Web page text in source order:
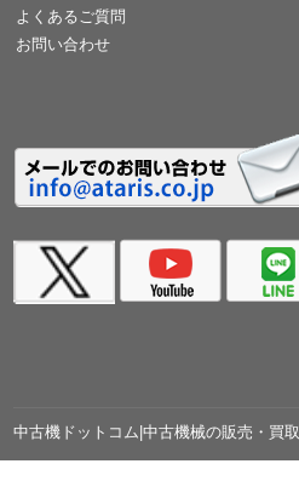
よくあるご質問
お問い合わせ
中古機ドットコム|中古機械の販売・買取